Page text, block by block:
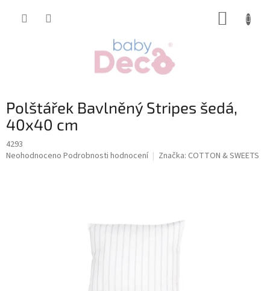
Polštářek Bavlněný Stripes šedá,
40x40 cm
4293
Průměrné
Neohodnoceno Podrobnosti hodnocení Značka: COTTON & SWEETS